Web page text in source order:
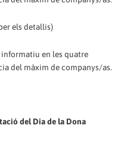
els detallis)
informatiu en les quatre
del màxim de companys/as.
del Dia de la Dona